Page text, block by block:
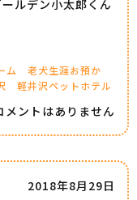
ルデン小太郎くん
ム
老犬生涯お預か
軽井沢ペットホテル
メントはありません
2018年8月29日